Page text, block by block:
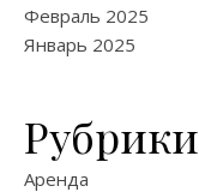
Февраль 2025
Январь 2025
Рубрики
Аренда